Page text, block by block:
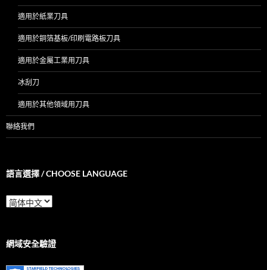
適用於紙業刀具
適用於銅箔基板/印刷電路板刀具
適用於金屬工業用刀具
冰刮刀
適用於其他領域用刀具
聯絡我們
語言選擇 / CHOOSE LANGUAGE
語
言
/
Language
網域安全驗證